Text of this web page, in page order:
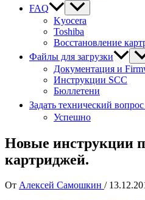
FAQ
Kyocera
Toshiba
Восстановление
Файлы для загрузки
Документация и
Инструкции SCC
Бюллетени
Задать технический
Успешно
Новые инструкции
картриджей.
От Алексей Самошкин /